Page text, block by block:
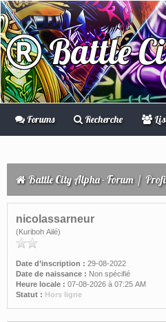
Battle
Forums Recherche
Battle City Alpha - Forum /
nicolassarneur
(Kuriboh Ailé)
Date d’inscription : 29-08-2022
Date de naissance : Non spécifié
Heure locale : 07-08-2026 à 07:25 AM
Statut : Hors ligne